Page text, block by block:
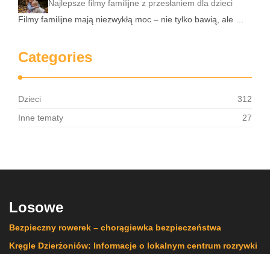
Najlepsze filmy familijne z przesłaniem dla dzieci
Filmy familijne mają niezwykłą moc – nie tylko bawią, ale …
Categories
Dzieci
312
Inne tematy
27
Losowe
Bezpieczny rowerek – chorągiewka bezpieczeństwa
Kręgle Dzierżoniów: Informacje o lokalnym centrum rozrywki